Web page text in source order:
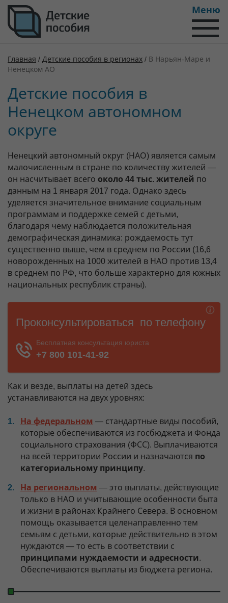
Меню
Главная / Детские пособия в регионах / В Нарьян-Маре и
Ненецком АО
Детские пособия в
Ненецком автономном
округе
Ненецкий автономный округ (НАО) является самым
малочисленным в стране по количеству жителей —
он насчитывает всего около 44 тыс. жителей по
данным на 1 января 2017 года. Однако здесь
уделяется значительное внимание социальным
программам и поддержке семей с детьми,
благодаря чему наблюдается положительная
демографическая динамика: рождаемость тут
существенно выше, чем в среднем по России (16,6
новорожденных на 1000 жителей в НАО против 13,4
в среднем по РФ, что больше характерно для южных
национальных республик страны).
Как и везде, выплаты на детей здесь
устанавливаются на двух уровнях:
На федеральном — стандартные виды пособий,
которые обеспечиваются из госбюджета и Фонда
социального страхования (ФСС). Выплачиваются
на всей территории России и назначаются по
категориальному принципу.
На региональном — это выплаты, действующие
только в НАО и учитывающие особенности быта
и жизни в районах Крайнего Севера. В основном
помощь оказывается целенаправленно тем
семьям с детьми, которые действительно в этом
нуждаются — то есть в соответствии с
принципами нуждаемости и адресности.
Обеспечиваются выплаты из бюджета региона.